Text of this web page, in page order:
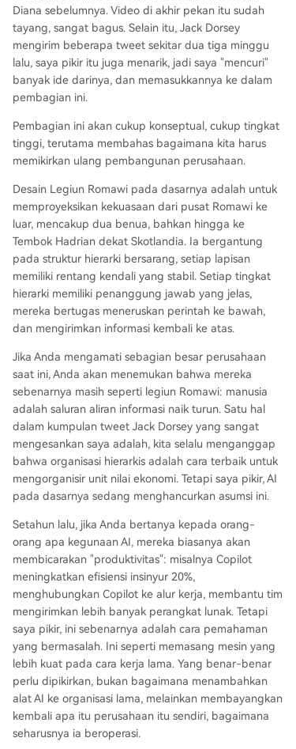
Diana sebelumnya. Video di akhir pekan itu sudah
tayang, sangat bagus. Selain itu, Jack Dorsey
mengirim beberapa tweet sekitar dua tiga minggu
lalu, saya pikir itu juga menarik, jadi saya "mencuri"
banyak ide darinya, dan memasukkannya ke dalam
pembagian ini.
Pembagian ini akan cukup konseptual, cukup tingkat
tinggi, terutama membahas bagaimana kita harus
memikirkan ulang pembangunan perusahaan.
Desain Legiun Romawi pada dasarnya adalah untuk
memproyeksikan kekuasaan dari pusat Romawi ke
luar, mencakup dua benua, bahkan hingga ke
Tembok Hadrian dekat Skotlandia. Ia bergantung
pada struktur hierarki bersarang, setiap lapisan
memiliki rentang kendali yang stabil. Setiap tingkat
hierarki memiliki penanggung jawab yang jelas,
mereka bertugas meneruskan perintah ke bawah,
dan mengirimkan informasi kembali ke atas.
Jika Anda mengamati sebagian besar perusahaan
saat ini, Anda akan menemukan bahwa mereka
sebenarnya masih seperti legiun Romawi: manusia
adalah saluran aliran informasi naik turun. Satu hal
dalam kumpulan tweet Jack Dorsey yang sangat
mengesankan saya adalah, kita selalu menganggap
bahwa organisasi hierarkis adalah cara terbaik untuk
mengorganisir unit nilai ekonomi. Tetapi saya pikir, AI
pada dasarnya sedang menghancurkan asumsi ini.
Setahun lalu, jika Anda bertanya kepada orang-
orang apa kegunaan AI, mereka biasanya akan
membicarakan "produktivitas": misalnya Copilot
meningkatkan efisiensi insinyur 20%,
menghubungkan Copilot ke alur kerja, membantu tim
mengirimkan lebih banyak perangkat lunak. Tetapi
saya pikir, ini sebenarnya adalah cara pemahaman
yang bermasalah. Ini seperti memasang mesin yang
lebih kuat pada cara kerja lama. Yang benar-benar
perlu dipikirkan, bukan bagaimana menambahkan
alat AI ke organisasi lama, melainkan membayangkan
kembali apa itu perusahaan itu sendiri, bagaimana
seharusnya ia beroperasi.